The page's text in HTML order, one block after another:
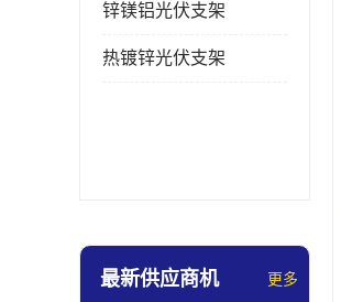
锌镁铝光伏支架
热镀锌光伏支架
最新供应商机 更多